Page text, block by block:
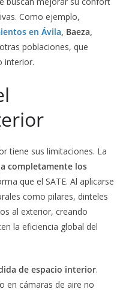
Como ejemplo,
en Ávila, Baeza,
poblaciones, que
interior.
tiene sus limitaciones. La
completamente los
que el SATE. Al aplicarse
como pilares, dinteles
al exterior, creando
la eficiencia global del
de espacio interior.
en cámaras de aire no